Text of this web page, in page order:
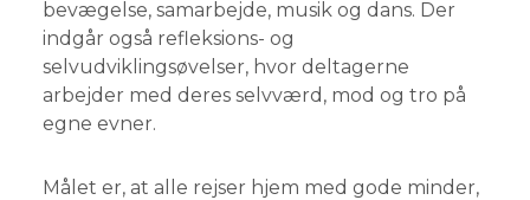
bevægelse, samarbejde, musik og dans. Der
indgår også refleksions- og
selvudviklingsøvelser, hvor deltagerne
arbejder med deres selvværd, mod og tro på
egne evner.
Målet er, at alle rejser hjem med gode minder,